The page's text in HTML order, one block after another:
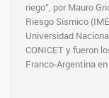
riego”, por Mauro
Riesgo Sísmico
Universidad
CONICET y fueron
Franco-Argentina